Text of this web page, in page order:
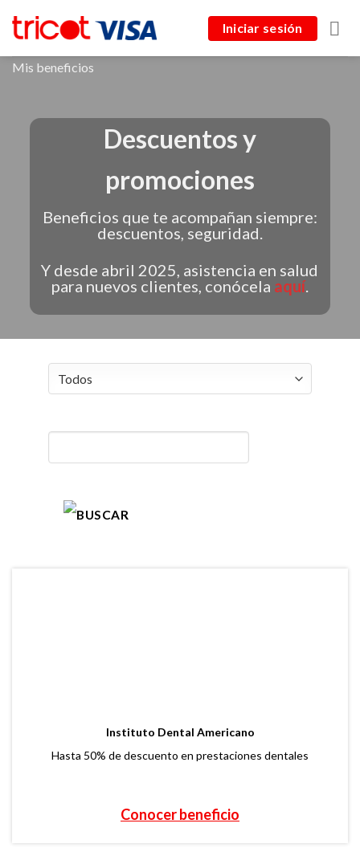
Iniciar sesión
Mis beneficios
Descuentos y
promociones
Beneficios que te acompañan siempre:
descuentos, seguridad.
Y desde abril 2025, asistencia en salud
para nuevos clientes, conócela aquí.
Instituto Dental Americano
Hasta 50% de descuento en prestaciones dentales
Conocer beneficio